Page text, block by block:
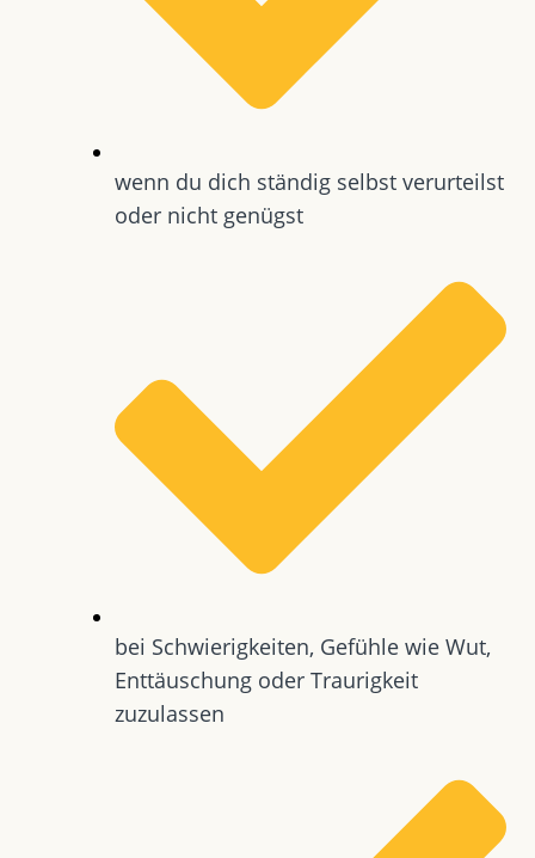
wenn du dich ständig selbst verurteilst
oder nicht genügst
bei Schwierigkeiten, Gefühle wie Wut,
Enttäuschung oder Traurigkeit
zuzulassen